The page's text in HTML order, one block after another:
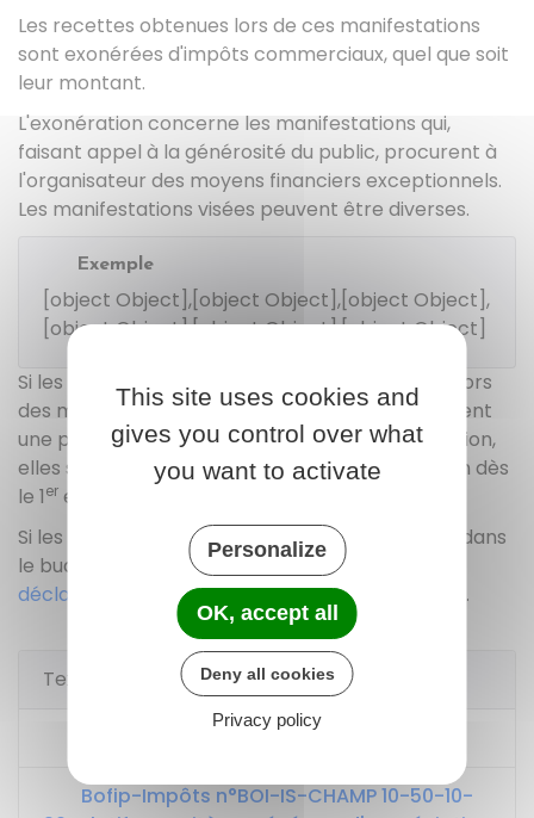
Les recettes obtenues lors de ces manifestations
sont exonérées d'impôts commerciaux, quel que soit
leur montant.
L'exonération concerne les manifestations qui,
faisant appel à la générosité du public, procurent à
l'organisateur des moyens financiers exceptionnels.
Les manifestations visées peuvent être diverses.
Exemple
[object Object],[object Object],[object Object],
[object Object],[object Object],[object Object]
Si les recettes lucratives (sauf celles obtenues lors
des manifestations de bienfaisance) représentent
une part principale des ressources de l'association,
elles sont soumises àdéclarationet à imposition dès
le 1er euro.
Si les recettes lucratives sont peu importantes dans
le budget de l'association, elles sont soumises à
déclaration
et à imposition au-delà de .
Textes de référence
Code général des impôts : article 261
Bofip-Impôts n°BOI-IS-CHAMP 10-50-10-
This site uses cookies and
gives you control over what
you want to activate
Personalize
OK, accept all
Deny all cookies
Privacy policy